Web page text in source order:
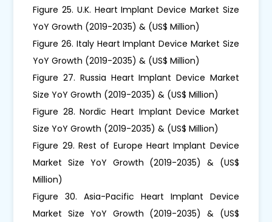
Figure 25. U.K. Heart Implant Device Market Size
YoY Growth (2019-2035) & (US$ Million)
Figure 26. Italy Heart Implant Device Market Size
YoY Growth (2019-2035) & (US$ Million)
Figure 27. Russia Heart Implant Device Market
Size YoY Growth (2019-2035) & (US$ Million)
Figure 28. Nordic Heart Implant Device Market
Size YoY Growth (2019-2035) & (US$ Million)
Figure 29. Rest of Europe Heart Implant Device
Market Size YoY Growth (2019-2035) & (US$
Million)
Figure 30. Asia-Pacific Heart Implant Device
Market Size YoY Growth (2019-2035) & (US$